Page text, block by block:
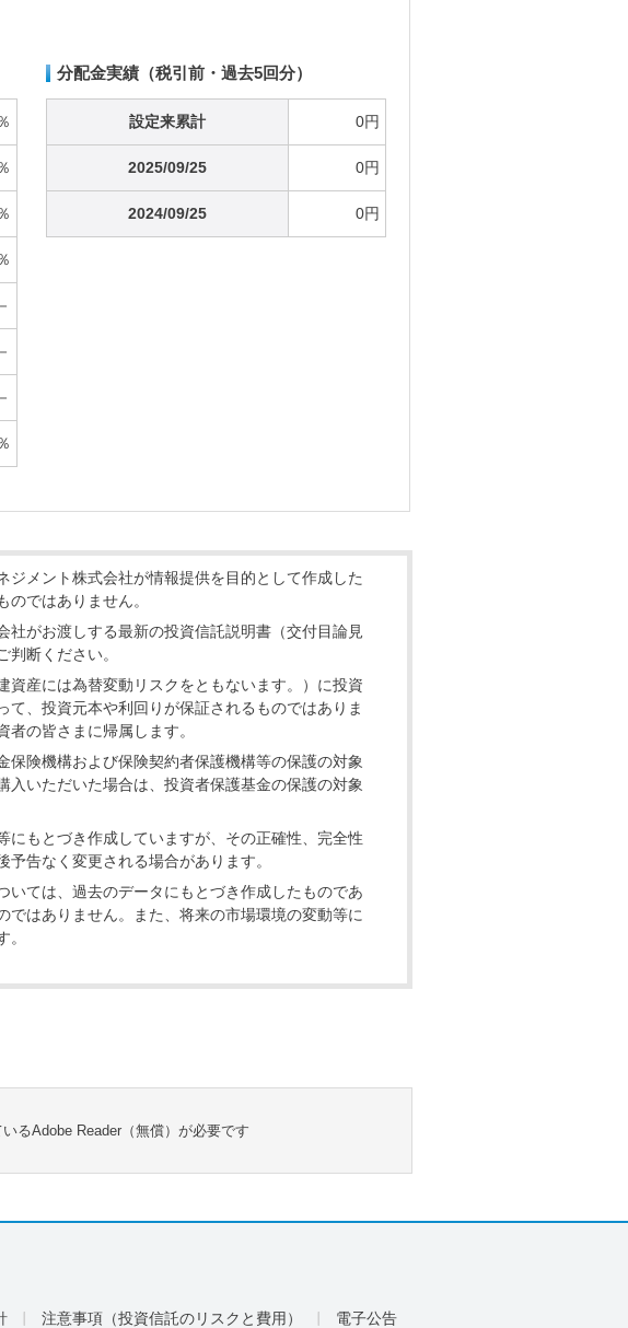
－
－
－
分配金実績（税引前・過去5回分）
設定来累計 0円
2025/09/25 0円
2024/09/25 0円
メント株式会社が情報提供を目的として作成した
ではありません。
社がお渡しする最新の投資信託説明書（交付目論見
断ください。
資産には為替変動リスクをともないます。）に投資
て、投資元本や利回りが保証されるものではありま
の皆さまに帰属します。
険機構および保険契約者保護機構等の保護の対象
入いただいた場合は、投資者保護基金の保護の対象
にもとづき作成していますが、その正確性、完全性
告なく変更される場合があります。
いては、過去のデータにもとづき作成したものであ
ではありません。また、将来の市場環境の変動等に
るAdobe Reader（無償）が必要です
注意事項（投資信託のリスクと費用） 電子公告